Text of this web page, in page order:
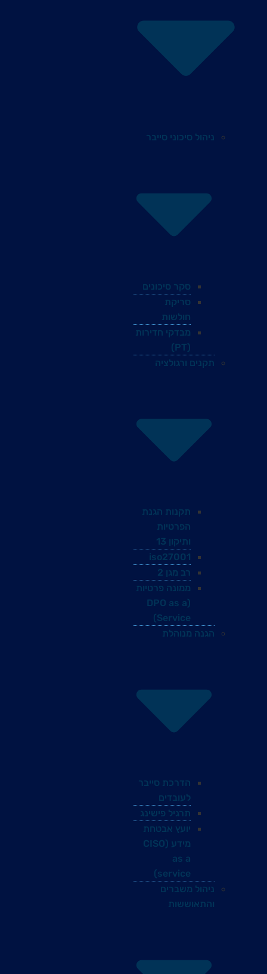
ניהול סיכוני סייבר
סקר סיכונים
סריקת
חולשות
מבדקי חדירות
(PT)
תקנים ורגולציה
תקנות הגנת
הפרטיות
ותיקון 13
iso27001
רב מגן 2
ממונה פרטיות
(DPO as a
Service)
הגנה מנוהלת
הדרכת סייבר
לעובדים
תרגיל פישינג
יועץ אבטחת
מידע (CISO
as a
service)
ניהול משברים
והתאוששות